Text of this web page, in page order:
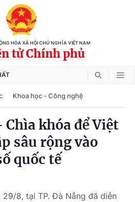
HÒA XÃ HỘI CHỦ NGHĨA VIỆT NAM
tử Chính phủ
Khoa học - Công nghệ
khóa để Việt
sâu rộng vào
quốc tế
29/8, tại TP. Đà Nẵng đã diễn